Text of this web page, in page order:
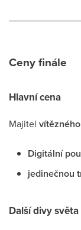
Ceny finále
Hlavní cena
Majitel
Digitální
jedinečnou
Další divy světa